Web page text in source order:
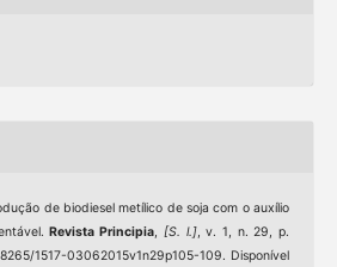
de biodiesel metílico de soja com o auxílio
Revista Principia, [S. l.], v. 1, n. 29, p.
1517-03062015v1n29p105-109. Disponível